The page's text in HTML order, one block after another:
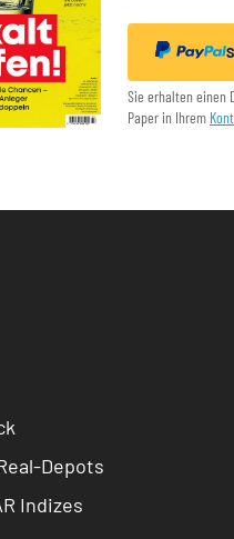
Sie erhalten einen
Paper in Ihrem
Depots
Indizes